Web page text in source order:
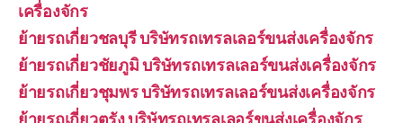
เครื่องจักร
ย้ายรถเกี่ยวชลบุรี บริษัทรถเทรลเลอร์ขนส่งเครื่องจักร
ย้ายรถเกี่ยวชัยภูมิ บริษัทรถเทรลเลอร์ขนส่งเครื่องจักร
ย้ายรถเกี่ยวชุมพร บริษัทรถเทรลเลอร์ขนส่งเครื่องจักร
ย้ายรถเกี่ยวตรัง บริษัทรถเทรลเลอร์ขนส่งเครื่องจักร